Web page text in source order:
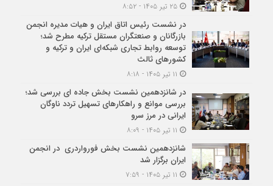
۲۵ تیر ۱۴۰۵ - ۸:۵۲
در نشست رئیس اتاق ایران و هیات مدیره انجمن
بازرگانان و صنعتگران مستقل ترکیه مطرح شد؛
توسعه روابط تجاری شبکه‌ای ایران و ترکیه و
کشورهای ثالث
در شانزدهمین نشست بخش جاده ای بررسی شد؛
بررسی موانع و راهکارهای تسهیل تردد ناوگان
ایرانی در مرز سرو
شانزدهمین نشست بخش فورواردری در انجمن
ایران برگزار شد